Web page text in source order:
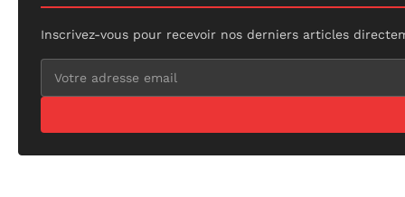
Inscrivez-vous pour recevoir nos derniers articles